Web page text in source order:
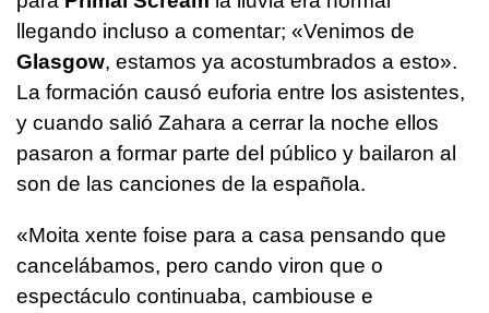
llegando incluso a comentar; «Venimos de
Glasgow, estamos ya acostumbrados a esto».
La formación causó euforia entre los asistentes,
y cuando salió Zahara a cerrar la noche ellos
pasaron a formar parte del público y bailaron al
son de las canciones de la española.
«Moita xente foise para a casa pensando que
cancelábamos, pero cando viron que o
espectáculo continuaba, cambiouse e